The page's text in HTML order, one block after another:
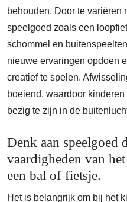
behouden. Door te variëren
speelgoed zoals een
schommel en
nieuwe ervaringen opdoen
creatief te spelen.
boeiend, waardoor
bezig te zijn in de
Denk aan speelgoed
vaardigheden van
een bal of fietsje.
Het is belangrijk om bij het